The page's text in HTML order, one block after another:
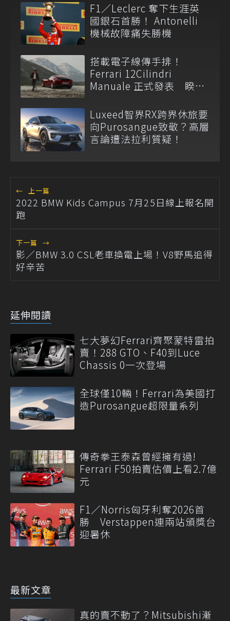
F1／Leclerc 奪下生涯英
國銀石首勝！ Antonelli
機械故障痛失勝機
搭載電子線傳手排！
Ferrari 12Cilindri
Manuale 正式發表 睽違
Luxeed智界RX跨界休旅要
向Purosangue致敬？高層
言論遭法拉利質疑！
← 上一篇
2022 BMW Kids Campus 7月25日線上報名開
跑
下一篇 →
影／BMW 3.0 CSL老車換電上場！V8野馬追得
好辛苦
延伸閱讀
七大夢幻Ferrari齊聚蒙特雷拍
賣！288 GTO、F40到Luce
Chassis 0一次登場
全球僅10輛！Ferrari為美國打
造Purosangue超限量系列
傳奇拳王泰森曾經擁有過!
Ferrari F50拍賣估價上看2.7億
元
F1／Norris匈牙利奪2026首
勝 Verstappen連兩站頒獎台
迎暑休
最新文章
真的賣不動了？Mitsubishi漸